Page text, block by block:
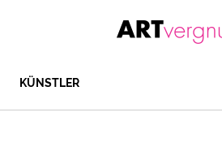
KÜNSTLER